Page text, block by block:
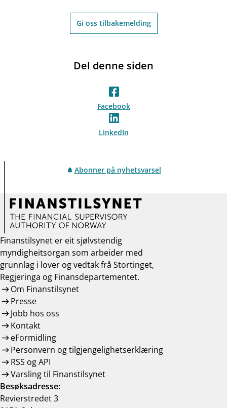
Gi oss tilbakemelding
Del denne siden
Facebook
LinkedIn
Abonner på nyhetsvarsel
Finanstilsynet er eit sjølvstendig
myndigheitsorgan som arbeider med
grunnlag i lover og vedtak frå Stortinget,
Regjeringa og Finansdepartementet.
Om Finanstilsynet
Presse
Jobb hos oss
Kontakt
eFormidling
Personvern og tilgjengelighetserklæring
RSS og API
Varsling til Finanstilsynet
Besøksadresse:
Revierstredet 3